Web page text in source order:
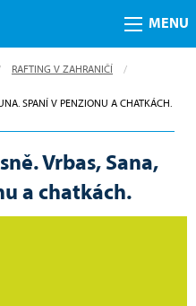
MENU
RAFTING V ZAHRANIČÍ
SPANÍ V PENZIONU A CHATKÁCH.
Vrbas, Sana,
a chatkách.